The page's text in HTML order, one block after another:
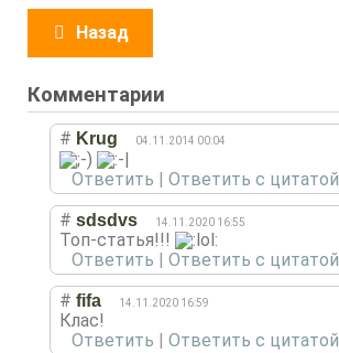
Назад
Комментарии
# Krug 04.11.2014 00:04
Ответить | Ответить с цитатой
# sdsdvs 14.11.2020 16:55
Топ-статья!!!
Ответить
Ответить с цитатой
# fifa 14.11.2020 16:59
Клас!
Ответить
Ответить с цитатой